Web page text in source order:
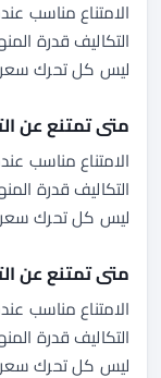
الامتناع مناسب
التكاليف قدرة
ليس كل تحرك
متى تمتنع عن
الامتناع مناسب
التكاليف قدرة
ليس كل تحرك
متى تمتنع عن
الامتناع مناسب
التكاليف قدرة
ليس كل تحرك